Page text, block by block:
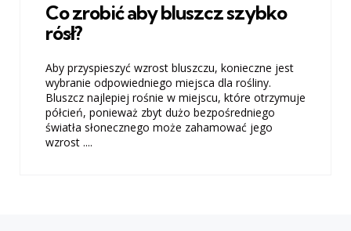
Co zrobić aby bluszcz szybko
rósł?
Aby przyspieszyć wzrost bluszczu, konieczne jest
wybranie odpowiedniego miejsca dla rośliny.
Bluszcz najlepiej rośnie w miejscu, które otrzymuje
półcień, ponieważ zbyt dużo bezpośredniego
światła słonecznego może zahamować jego
wzrost ....